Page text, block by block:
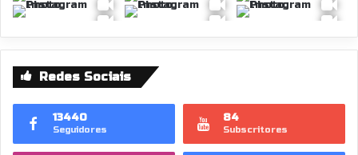
Redes Sociais
13440
Seguidores
84
Subscritores